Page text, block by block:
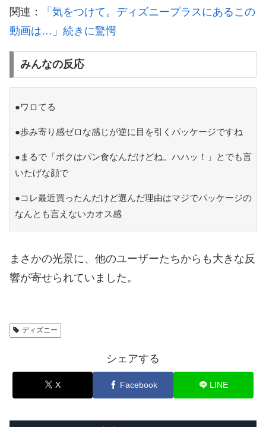
関連：
「気をつけて。ディズニープラスにあるこの
動画は…」続きに驚愕
みんなの反応
●ワロてる
●歩み寄り感ゼロな感じが逆に目を引くパッケージですね
●まるで「ボクはパン食なんだけどね。ハハッ！」とでも言
いたげな顔で
●コレ最近買ったんだけど選んだ理由はマジでパッケージの
なんとも言えないカオス感
まさかの光景に、他のユーザーたちからも大きな反
響が寄せられていました。
ディズニー
シェアする
X Facebook LINE